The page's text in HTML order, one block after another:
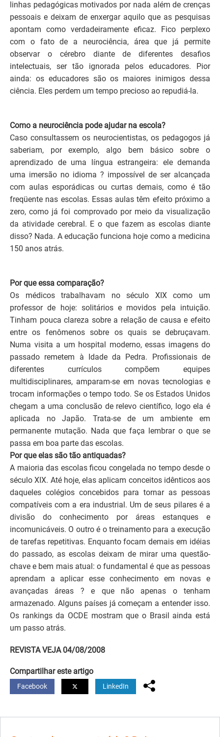
linhas pedagógicas motivados por nada além de crenças
pessoais e deixam de enxergar aquilo que as pesquisas
apontam como verdadeiramente eficaz. Fico perplexo
com o fato de a neurociência, área que já permite
observar o cérebro diante de diferentes desafios
intelectuais, ser tão ignorada pelos educadores. Pior
ainda: os educadores são os maiores inimigos dessa
ciência. Eles perdem um tempo precioso ao repudiá-la.
Como a neurociência pode ajudar na escola?
Caso consultassem os neurocientistas, os pedagogos já
saberiam, por exemplo, algo bem básico sobre o
aprendizado de uma língua estrangeira: ele demanda
uma imersão no idioma ? impossível de ser alcançada
com aulas esporádicas ou curtas demais, como é tão
freqüente nas escolas. Essas aulas têm efeito próximo a
zero, como já foi comprovado por meio da visualização
da atividade cerebral. E o que fazem as escolas diante
disso? Nada. A educação funciona hoje como a medicina
150 anos atrás.
Por que essa comparação?
Os médicos trabalhavam no século XIX como um
professor de hoje: solitários e movidos pela intuição.
Tinham pouca clareza sobre a relação de causa e efeito
entre os fenômenos sobre os quais se debruçavam.
Numa visita a um hospital moderno, essas imagens do
passado remetem à Idade da Pedra. Profissionais de
diferentes currículos compõem equipes
multidisciplinares, amparam-se em novas tecnologias e
trocam informações o tempo todo. Se os Estados Unidos
chegam a uma conclusão de relevo científico, logo ela é
aplicada no Japão. Trata-se de um ambiente em
permanente mutação. Nada que faça lembrar o que se
passa em boa parte das escolas.
Por que elas são tão antiquadas?
A maioria das escolas ficou congelada no tempo desde o
século XIX. Até hoje, elas aplicam conceitos idênticos aos
daqueles colégios concebidos para tornar as pessoas
compatíveis com a era industrial. Um de seus pilares é a
divisão do conhecimento por áreas estanques e
incomunicáveis. O outro é o treinamento para a execução
de tarefas repetitivas. Enquanto focam demais em idéias
do passado, as escolas deixam de mirar uma questão-
chave e bem mais atual: o fundamental é que as pessoas
aprendam a aplicar esse conhecimento em novas e
avançadas áreas ? e que não apenas o tenham
armazenado. Alguns países já começam a entender isso.
Os rankings da OCDE mostram que o Brasil ainda está
um passo atrás.
REVISTA VEJA 04/08/2008
Compartilhar este artigo
Facebook LinkedIn